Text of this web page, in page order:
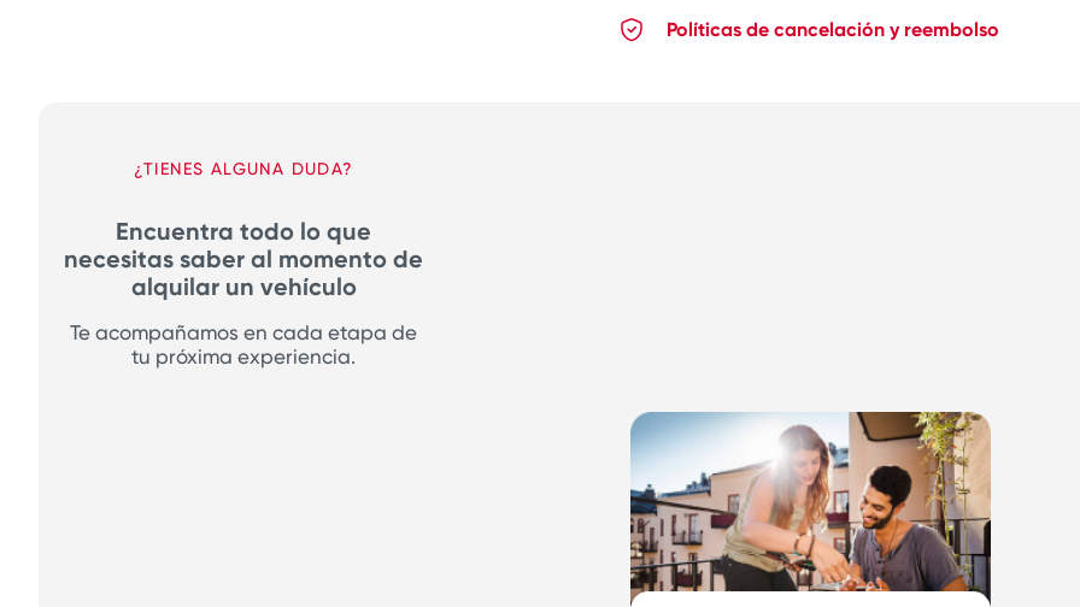
Políticas de cancelación y reembolso
¿TIENES ALGUNA DUDA?
Encuentra todo lo que
necesitas saber al momento de
alquilar un vehículo
Te acompañamos en cada etapa de
tu próxima experiencia.